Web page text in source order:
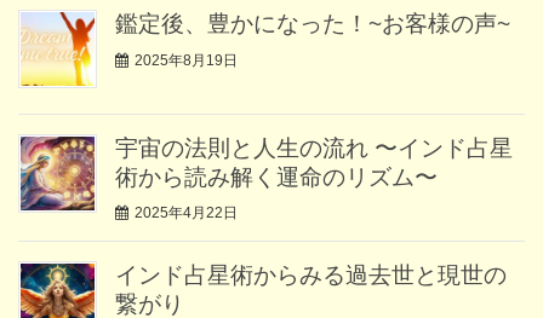
鑑定後、豊かになった！~お客様の声~
2025年8月19日
宇宙の法則と人生の流れ 〜インド占星
術から読み解く運命のリズム〜
2025年4月22日
インド占星術からみる過去世と現世の
繋がり